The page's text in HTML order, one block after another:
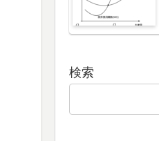
検索